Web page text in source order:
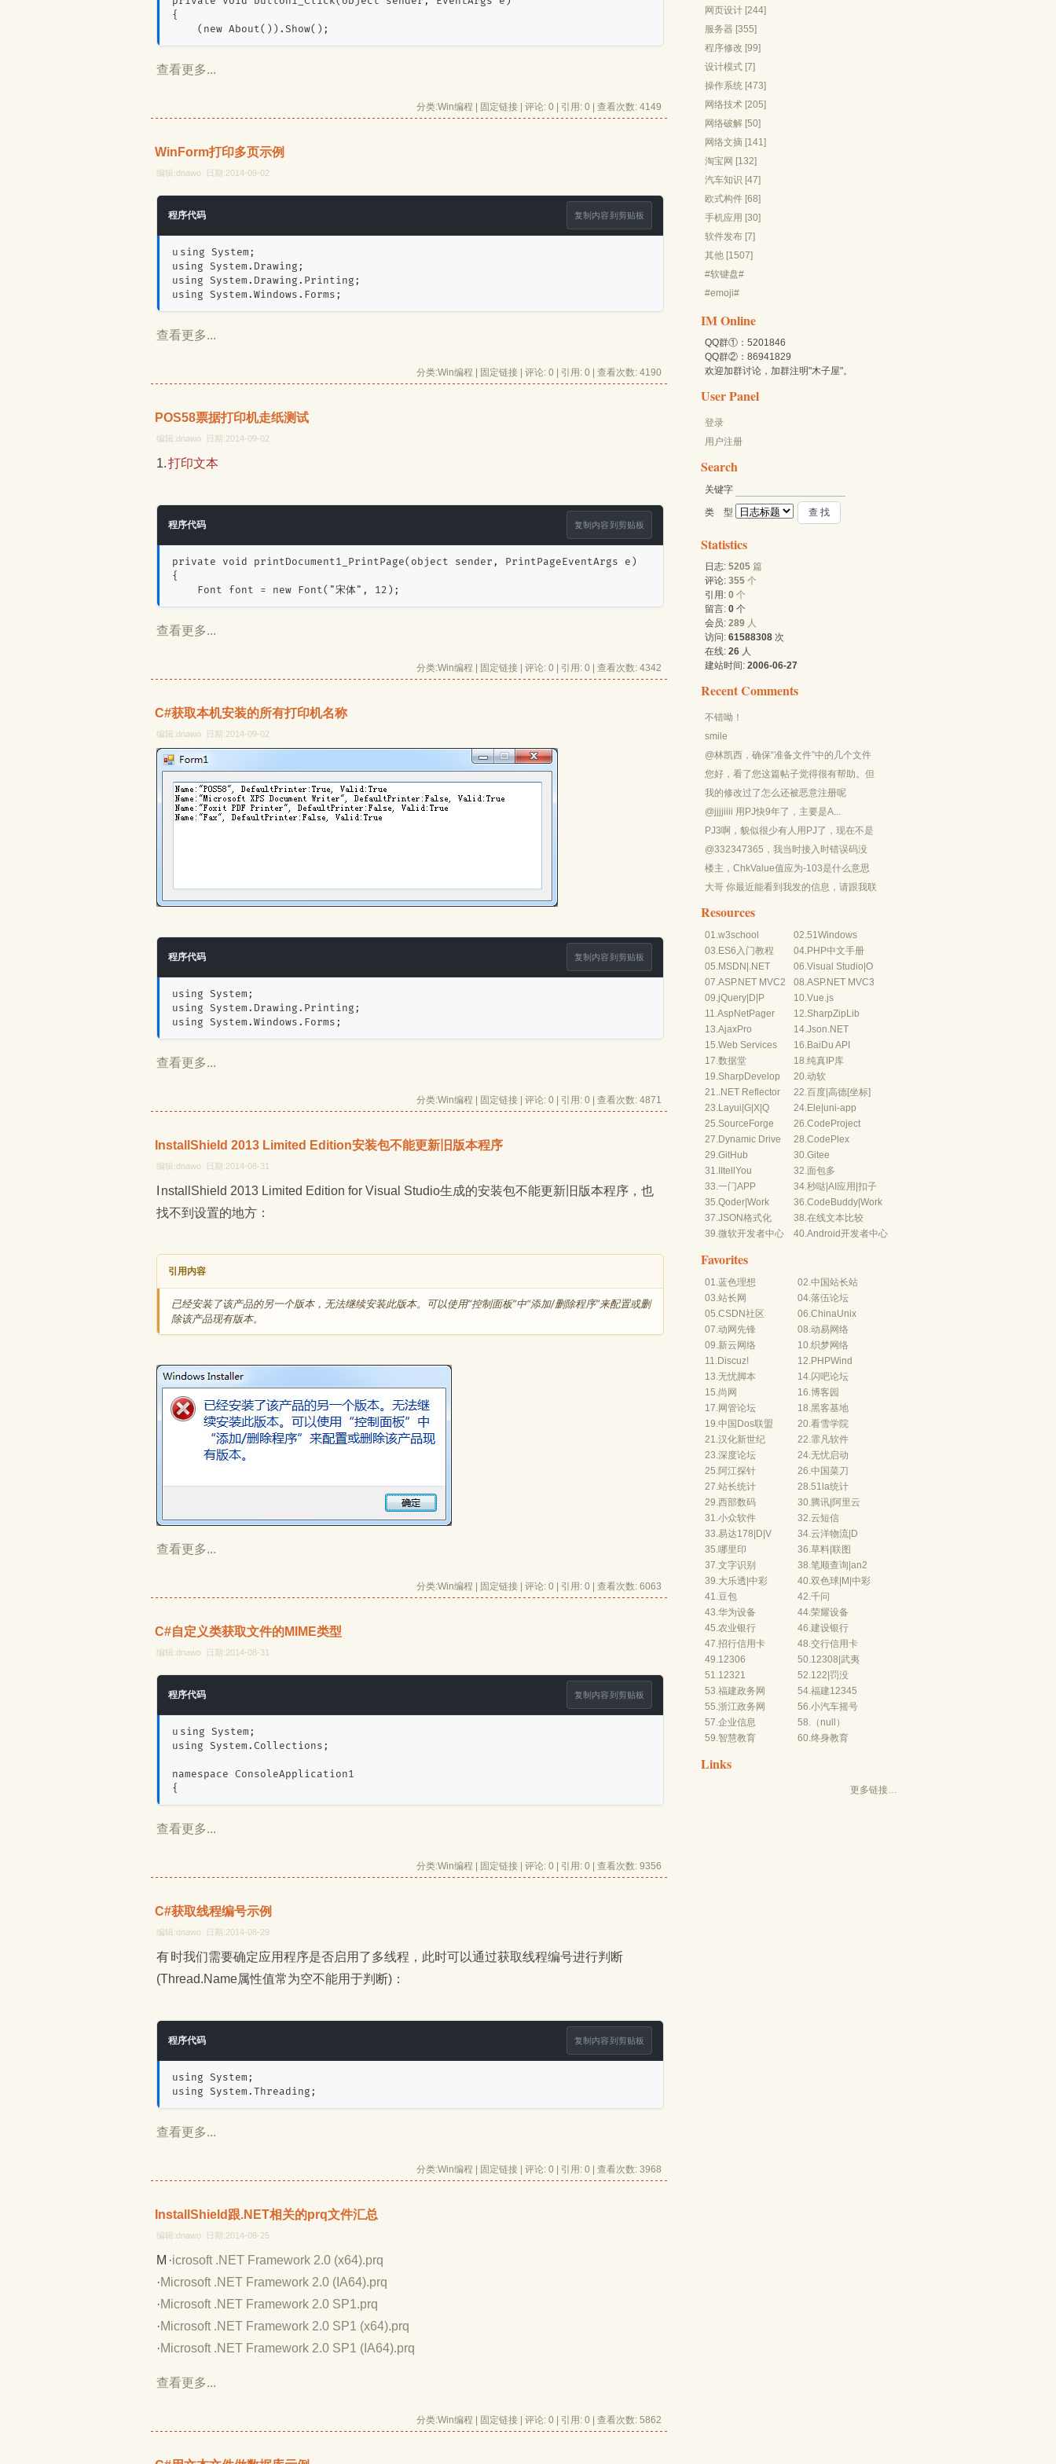
{
(new About()).Show();
查看更多...
分类:Win编程 固定链接 评论: 0 | 引用: 0 | 查看次数: 4149
WinForm打印多页示例
编辑:dnawo 日期:2014-09-02
程序代码 复制内容到剪贴板
using System;
using System.Drawing;
using System.Drawing.Printing;
using System.Windows.Forms;
查看更多...
分类:Win编程 固定链接 评论: 0 | 引用: 0 | 查看次数: 4190
POS58票据打印机走纸测试
编辑:dnawo 日期:2014-09-02
1.打印文本
程序代码 复制内容到剪贴板
private void printDocument1_PrintPage(object sender, PrintPageEventArgs e)
{
Font font = new Font("宋体", 12);
查看更多...
分类:Win编程 固定链接 评论: 0 | 引用: 0 | 查看次数: 4342
C#获取本机安装的所有打印机名称
编辑:dnawo 日期:2014-09-02
程序代码 复制内容到剪贴板
using System;
using System.Drawing.Printing;
using System.Windows.Forms;
查看更多...
分类:Win编程 固定链接 评论: 0 | 引用: 0 | 查看次数: 4871
InstallShield 2013 Limited Edition安装包不能更新旧版本程序
编辑:dnawo 日期:2014-08-31
找不到设置的地方：
引用内容
已经安装了该产品的另一个版本，无法继续安装此版本。可以使用“控制面板”中“添加/删除程序”来配置或删
除该产品现有版本。
查看更多...
分类:Win编程 固定链接 评论: 0 | 引用: 0 | 查看次数: 6063
C#自定义类获取文件的MIME类型
编辑:dnawo 日期:2014-08-31
程序代码 复制内容到剪贴板
using System;
using System.Collections;
namespace ConsoleApplication1
{
查看更多...
分类:Win编程 固定链接 评论: 0 | 引用: 0 | 查看次数: 9356
C#获取线程编号示例
编辑:dnawo 日期:2014-08-29
有时我们需要确定应用程序是否启用了多线程，此时可以通过获取线程编号进行判断
(Thread.Name属性值常为空不能用于判断)：
程序代码 复制内容到剪贴板
using System;
using System.Threading;
查看更多...
分类:Win编程 固定链接 评论: 0 | 引用: 0 | 查看次数: 3968
InstallShield跟.NET相关的prq文件汇总
编辑:dnawo 日期:2014-08-25
·Microsoft .NET Framework 2.0 (x64).prq
·Microsoft .NET Framework 2.0 (IA64).prq
·Microsoft .NET Framework 2.0 SP1.prq
·Microsoft .NET Framework 2.0 SP1 (x64).prq
·Microsoft .NET Framework 2.0 SP1 (IA64).prq
查看更多...
分类:Win编程 固定链接 评论: 0 | 引用: 0 | 查看次数: 5862
网页设计 [244]
服务器 [355]
程序修改 [99]
设计模式 [7]
操作系统 [473]
网络技术 [205]
网络破解 [50]
网络文摘 [141]
淘宝网 [132]
汽车知识 [47]
欧式构件 [68]
手机应用 [30]
软件发布 [7]
其他 [1507]
#软键盘#
#emoji#
IM Online
QQ群①：5201846
QQ群②：86941829
欢迎加群讨论，加群注明"木子屋"。
User Panel
登录
用户注册
Search
关键字
类 型
Statistics
日志: 5205 篇
评论: 355 个
引用: 0 个
留言: 0 个
会员: 289 人
访问: 61588308 次
在线: 26 人
建站时间: 2006-06-27
Recent Comments
不错呦！
smile
@林凯西，确保“准备文件”中的几个文件
都有安装，S...
您好，看了您这篇帖子觉得很有帮助。但
是有个问题想请...
我的修改过了怎么还被恶意注册呢
@jjjjiiii 用PJ快9年了，主要是A...
PJ3啊，貌似很少有人用PJ了，现在不是
WP就是z...
@332347365，我当时接入时错误码没
有-10...
楼主，ChkValue值应为-103是什么意思
呢？...
大哥 你最近能看到我发的信息，请跟我联
Resources
01.w3school 02.51Windows
03.ES6入门教程 04.PHP中文手册
05.MSDN .NET 06.Visual Studio O
07.ASP.NET MVC2 08.ASP.NET MVC3
09.jQuery D P 10.Vue.js
11.AspNetPager 12.SharpZipLib
13.AjaxPro 14.Json.NET
15.Web Services 16.BaiDu API
17.数据堂 18.纯真IP库
19.SharpDevelop 20.动软
21..NET Reflector 22.百度 高德[坐标]
23.Layui G X Q 24.Ele uni-app
25.SourceForge 26.CodeProject
27.Dynamic Drive 28.CodePlex
29.GitHub 30.Gitee
31. IItellYou 32.面包多
33.一门APP 34.秒哒 AI应用 扣子
35.Qoder Work 36.CodeBuddy Work
37.JSON格式化 38.在线文本比较
39.微软开发者中心 40.Android开发者中心
Favorites
01.蓝色理想 02.中国站长站
03.站长网 04.落伍论坛
05.CSDN社区 06.ChinaUnix
07.动网先锋 08.动易网络
09.新云网络 10.织梦网络
11.Discuz! 12.PHPWind
13.无忧脚本 14.闪吧论坛
15.尚网 16.博客园
17.网管论坛 18.黑客基地
19.中国Dos联盟 20.看雪学院
21.汉化新世纪 22.霏凡软件
23.深度论坛 24.无忧启动
25.阿江探针 26.中国菜刀
27.站长统计 28.51la统计
29.西部数码 30.腾讯 阿里云
31.小众软件 32.云短信
33.易达178 D V 34.云洋物流 D
35.哪里印 36.草料 联图
37.文字识别 38.笔顺查询 an2
39.大乐透 中彩 40.双色球 M 中彩
41.豆包 42.千问
43.华为设备 44.荣耀设备
45.农业银行 46.建设银行
47.招行信用卡 48.交行信用卡
49.12306 50.12308 武夷
51.12321 52.122 罚没
53.福建政务网 54.福建12345
55.浙江政务网 56.小汽车摇号
57.企业信息
58.（null）
59.智慧教育 60.终身教育
Links
更多链接…